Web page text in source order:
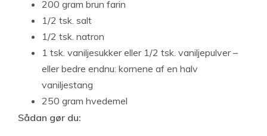
200 gram brun farin
1/2 tsk. salt
1/2 tsk. natron
1 tsk. vaniljesukker eller 1/2 tsk. vaniljepulver –
eller bedre endnu: kornene af en halv
vaniljestang
250 gram hvedemel
Sådan gør du: